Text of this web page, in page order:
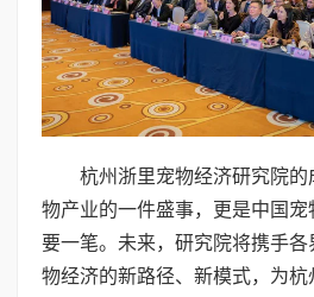
杭州浙里宠物经济研究院
物产业的一件盛事，更是中国
要一笔。未来，研究院将携手
物经济的新路径、新模式，为